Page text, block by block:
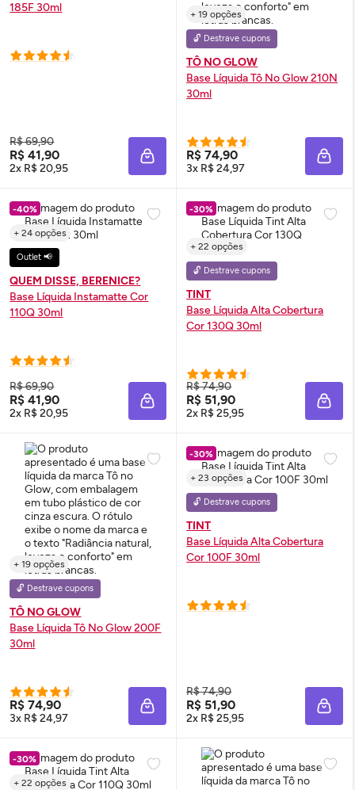
185F 30ml
R$ 69,90
R$ 41,90
2x R$ 20,95 ADICIONAR À SACOLA
+ 19 opções
🔓 Destrave cupons
TÔ NO GLOW
Base Líquida Tô NoGlow210N
30ml
R$ 74,90
3x R$ 24,97
-40%
+ 24 opções
Outlet 📢
QUEM DISSE, BERENICE?
Base Líquida Instamatte Cor
110Q 30ml
R$ 69,90
R$ 41,90
2x R$ 20,95 ADICIONAR À SACOLA
-30%
+ 22 opções
🔓 Destrave cupons
TINT
Base Líquida Alta Cobertura
Cor 130Q 30ml
R$ 74,90
R$ 51,90
2x R$ 25,95
+ 19 opções
🔓 Destrave cupons
TÔ NO GLOW
Base Líquida Tô NoGlow200F
30ml
R$ 74,90
3x R$ 24,97 ADICIONAR À SACOLA
-30%
+ 23 opções
🔓 Destrave cupons
TINT
Base Líquida Alta Cobertura
Cor 100F 30ml
R$ 74,90
R$ 51,90
2x R$ 25,95
-30%
+ 22 opções